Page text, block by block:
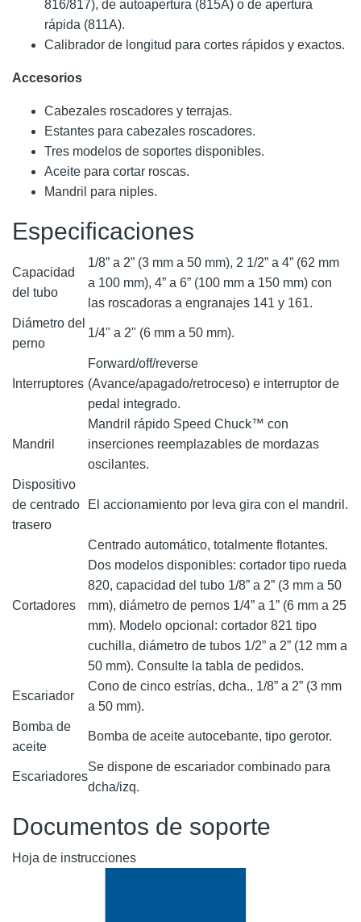
816/817), de autoapertura (815A) o de apertura
rápida (811A).
Calibrador de longitud para cortes rápidos y exactos.
Accesorios
Cabezales roscadores y terrajas.
Estantes para cabezales roscadores.
Tres modelos de soportes disponibles.
Aceite para cortar roscas.
Mandril para niples.
Especificaciones
Capacidad
del tubo
1/8” a 2” (3 mm a 50 mm), 2 1/2” a 4” (62 mm
a 100 mm), 4” a 6” (100 mm a 150 mm) con
las roscadoras a engranajes 141 y 161.
Diámetro del
perno
1/4" a 2" (6 mm a 50 mm).
Interruptores
Forward/off/reverse
(Avance/apagado/retroceso) e interruptor de
pedal integrado.
Mandril
Mandril rápido Speed Chuck™ con
inserciones reemplazables de mordazas
oscilantes.
Dispositivo
de centrado
trasero
El accionamiento por leva gira con el mandril.
Cortadores
Centrado automático, totalmente flotantes.
Dos modelos disponibles: cortador tipo rueda
820, capacidad del tubo 1/8” a 2” (3 mm a 50
mm), diámetro de pernos 1/4” a 1” (6 mm a 25
mm). Modelo opcional: cortador 821 tipo
cuchilla, diámetro de tubos 1/2” a 2” (12 mm a
50 mm). Consulte la tabla de pedidos.
Escariador
Cono de cinco estrías, dcha., 1/8” a 2” (3 mm
a 50 mm).
Bomba de
aceite
Bomba de aceite autocebante, tipo gerotor.
Escariadores
Se dispone de escariador combinado para
dcha/izq.
Documentos de soporte
Hoja de instrucciones